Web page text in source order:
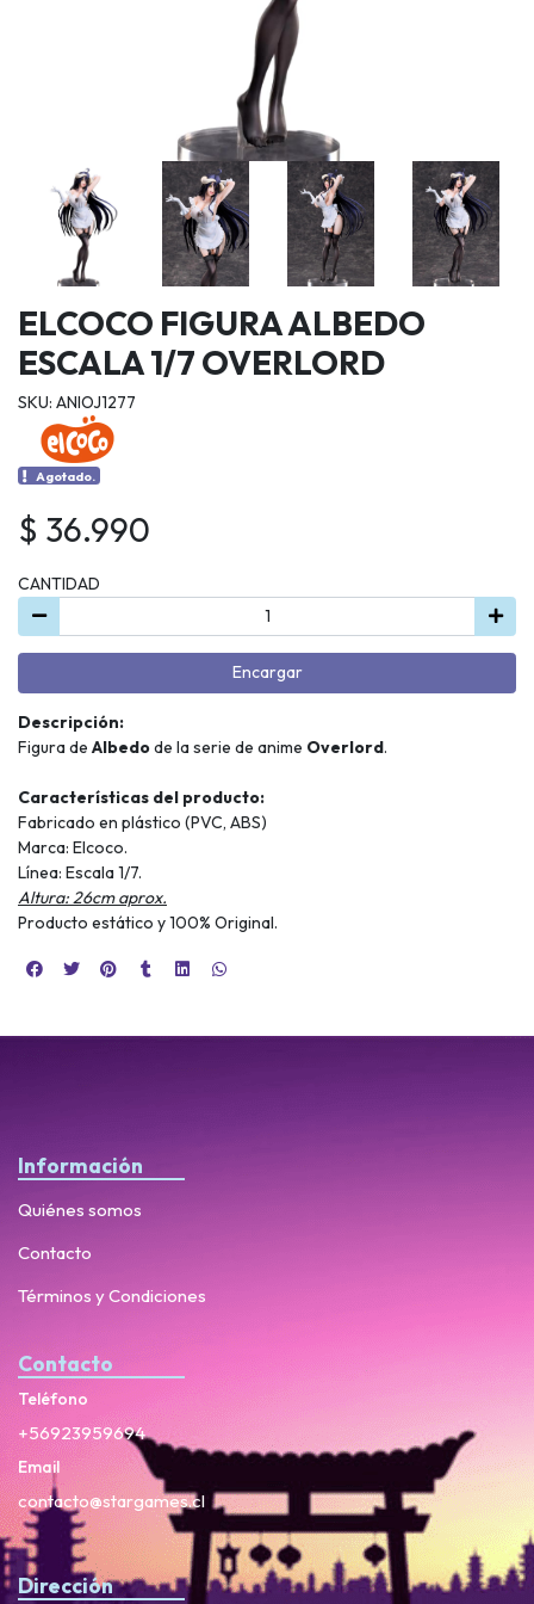
ELCOCO FIGURA ALBEDO
ESCALA 1/7 OVERLORD
SKU: ANIOJ1277
Agotado.
$ 36.990
CANTIDAD
Encargar
Descripción:
Figura de Albedode la serie de anime Overlord.
Características del producto:
Fabricado en plástico (PVC, ABS)
Marca: Elcoco.
Línea: Escala 1/7.
Altura: 26cm aprox.
Producto estático y 100% Original.
Información
Quiénes somos
Contacto
Términos y Condiciones
Contacto
Teléfono
+56923959694
Email
contacto@stargames.cl
Dirección